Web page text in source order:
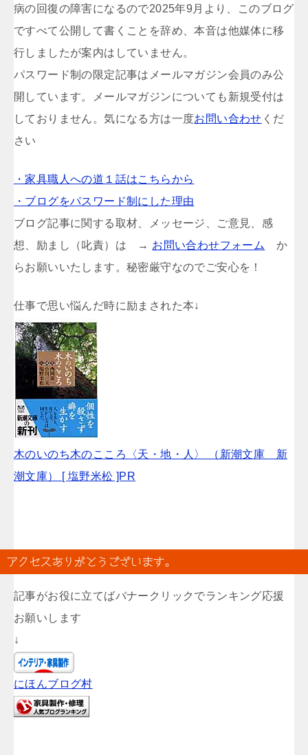
病の回復の障害になるので2025年9月より、このブログ
ですべて公開して書くことを辞め、本音は他媒体に移
行しましたが案内はしていません。
パスワード制の限定記事はメールマガジン会員のみ公
開しています。メールマガジンについても新規受付は
しておりません。気になる方は一度お問い合わせ くだ
さい
・家具職人への道１話はこちらから
・ブログをパスワード制にした理由
ブログ記事に関する取材、メッセージ、ご意見、感
想、励まし（叱責）は → お問い合わせフォーム
か
らお願いいたします。秘密厳守なのでご安心を！
仕事で思い悩んだ時に励まされた本↓
木のいのち木のこころ〈天・地・人〉 （新潮文庫 新
潮文庫） [ 塩野米松 ]PR
アクセスありがとうございます。
記事がお役に立てばバナークリックでランキング応援
お願いします
↓
にほんブログ村